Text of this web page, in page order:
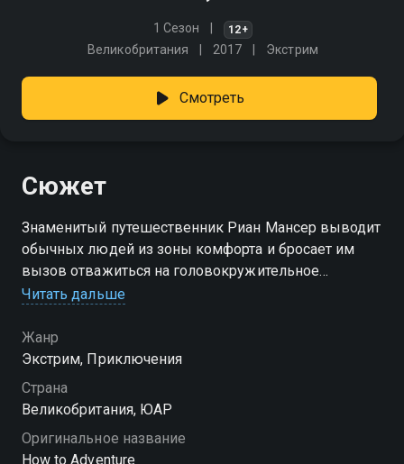
1 Сезон 12+
Великобритания 2017 Экстрим
Смотреть
Сюжет
Знаменитый путешественник Риан Мансер выводит
обычных людей из зоны комфорта и бросает им
вызов отважиться на головокружительное
приключение! Лейтмотив этого шоу - это проще,
быть сказочно богатым!
Посмотреть онлайн 1 сезон сериала Экстрим для
чайников вы можете совершенно бесплатно в
хорошем HD качестве на Смотрёшке
Читать дальше
Жанр
Экстрим, Приключения
Страна
Великобритания, ЮАР
Оригинальное название
How to Adventure